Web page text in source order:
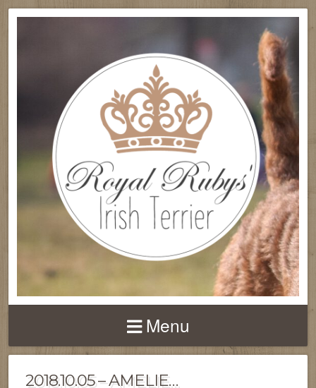
Menu
2018.10.05 – AMELIE…